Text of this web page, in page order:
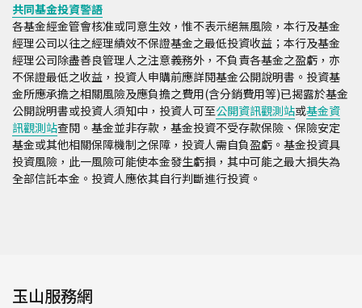
共同基金投資警語
各基金經金管會核准或同意生效，惟不表示絕無風險，本行及基金
經理公司以往之經理績效不保證基金之最低投資收益；本行及基金
經理公司除盡善良管理人之注意義務外，不負責各基金之盈虧，亦
不保證最低之收益，投資人申購前應詳閱基金公開說明書。投資基
金所應承擔之相關風險及應負擔之費用(含分銷費用等)已揭露於基金
公開說明書或投資人須知中，投資人可至公開資訊觀測站或基金資
訊觀測站查閱。基金並非存款，基金投資不受存款保險、保險安定
基金或其他相關保障機制之保障，投資人需自負盈虧。基金投資具
投資風險，此一風險可能使本金發生虧損，其中可能之最大損失為
全部信託本金。投資人應依其自行判斷進行投資。
玉山服務網